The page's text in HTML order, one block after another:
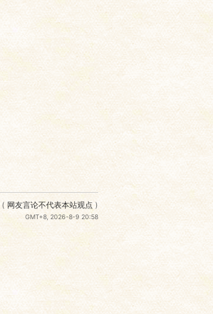
( 网友言论不代表本站观点 )
GMT+8, 2026-8-9 20:58